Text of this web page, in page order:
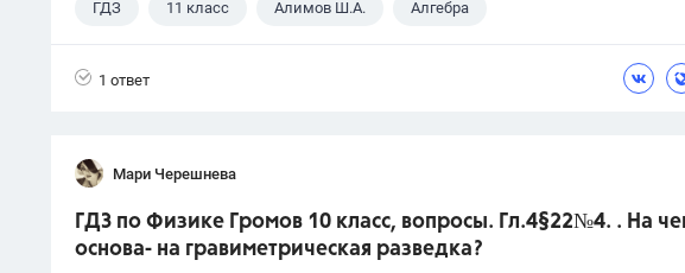
ГДЗ 11 класс Алимов Ш.А. Алгебра
1 ответ
Мари Черешнева
ГДЗ по Физике Громов 10 класс, вопросы. Гл.4§22№4. . На
основа- на гравиметрическая разведка?